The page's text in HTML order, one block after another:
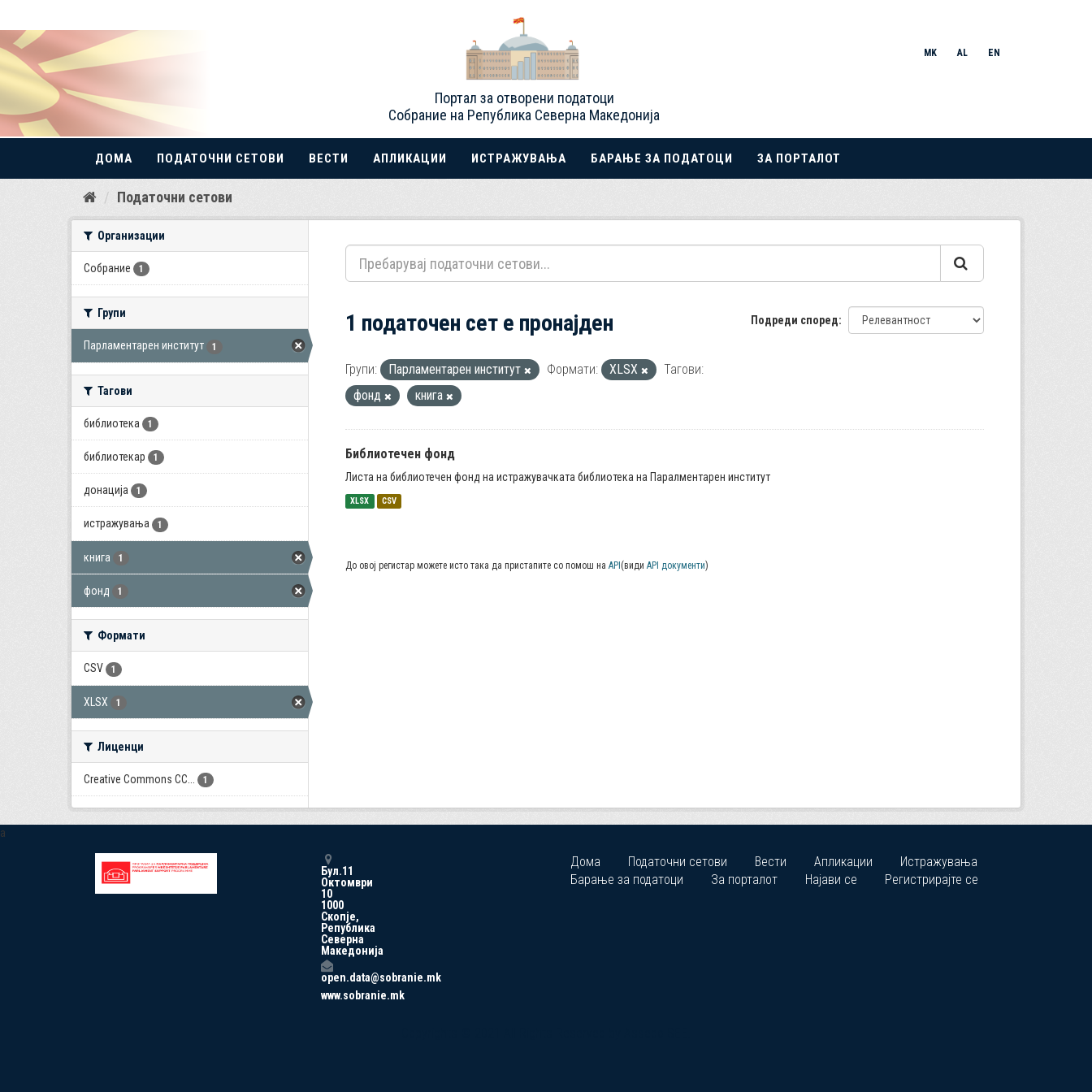
Прескокнете
Портал за отворени податоци
Собрание на Република Северна Македонија
MK AL EN
ДОМА ПОДАТОЧНИ СЕТОВИ ВЕСТИ АПЛИКАЦИИ ИСТРАЖУВАЊА БАРАЊЕ ЗА ПОДАТОЦИ ЗА ПОРТАЛОТ
Податочни сетови
Организации
Собрание 1
Групи
Парламентарен институт 1
Тагови
библиотека 1
библиотекар 1
донација 1
истражувања 1
книга 1
фонд 1
Формати
CSV 1
XLSX 1
Лиценци
Creative Commons CC... 1
Подреди според
1 податочен сет е пронајден
Групи: Парламентарен институт Формати: XLSX
Тагови:
фонд
книга
Библиотечен фонд
Листа на библиотечен фонд на истражувачката библиотека на Паралментарен институт
XLSX CSV
До овој регистар можете исто така да пристапите со помош на API (види API документи)
a
Бул.11
Октомври
10
1000
Скопје,
Република
Северна
Македонија
open.data@sobranie.mk
www.sobranie.mk
Дома Податочни сетови Вести Апликации
Истражувања
Барање за податоци
За порталот Најави се Регистрирајте се